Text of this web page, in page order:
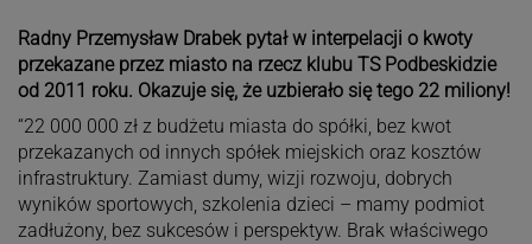
Radny Przemysław Drabek pytał w interpelacji o kwoty
przekazane przez miasto na rzecz klubu TS Podbeskidzie
od 2011 roku. Okazuje się, że uzbierało się tego 22 miliony!
“22 000 000 zł z budżetu miasta do spółki, bez kwot
przekazanych od innych spółek miejskich oraz kosztów
infrastruktury. Zamiast dumy, wizji rozwoju, dobrych
wyników sportowych, szkolenia dzieci – mamy podmiot
zadłużony, bez sukcesów i perspektyw. Brak właściwego